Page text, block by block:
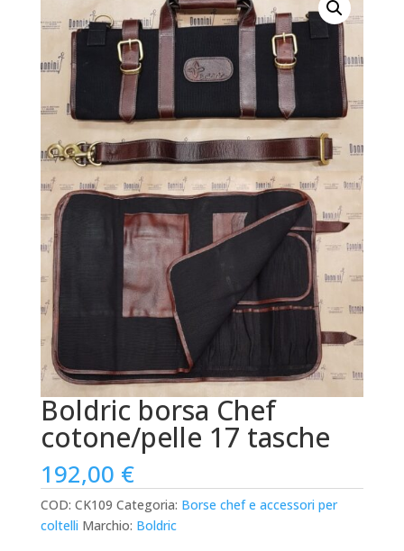
Boldric borsa Chef
cotone/pelle 17 tasche
192,00 €
COD: CK109 Categoria: Borse chef e accessori per
coltelli Marchio: Boldric